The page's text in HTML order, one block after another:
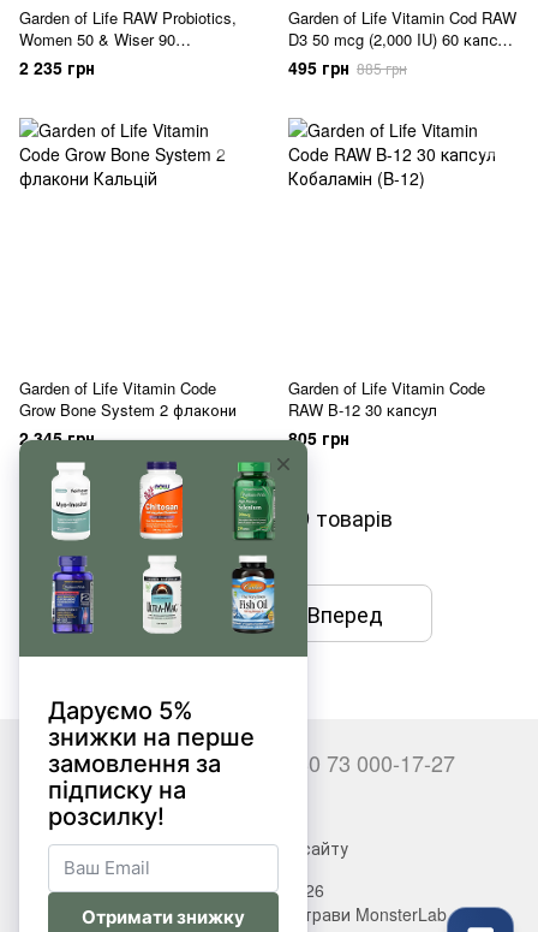
Garden of Life RAW Probiotics,
Women 50 & Wiser 90
вегетаріанських капсул
2 235 грн
Garden of Life Vitamin Cod RAW
D3 50 mcg (2,000 IU) 60 капсул
(11.2026)
495 грн 885 грн
Garden of Life Vitamin Code
Grow Bone System 2 флакони
2 345 грн
Garden of Life Vitamin Code
RAW B-12 30 капсул
805 грн
Показати ще 19 товарів
Назад 1з 2 Вперед
+380 66 000-17-27 +380 73 000-17-27
Повна версія сайту
© 2017—2026
Вітаміни, БАДи, добавки, трави MonsterLab